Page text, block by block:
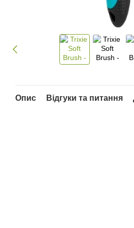
Опис Відгуки та питання